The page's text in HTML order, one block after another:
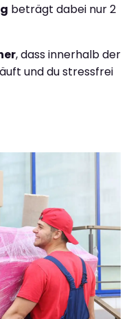
beträgt dabei nur 2
, dass innerhalb der
und du stressfrei